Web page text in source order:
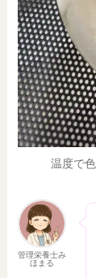
温度で
管理栄養士み
ほまる